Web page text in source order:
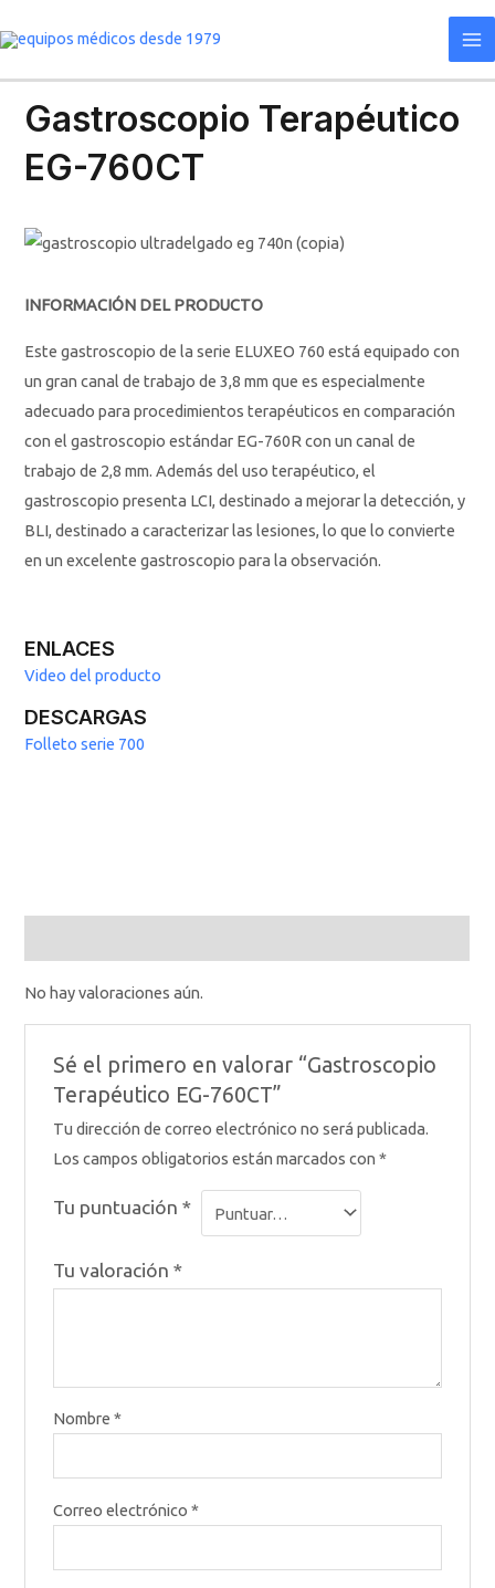
al
Gastroscopio Terapéutico
EG-760CT
INFORMACIÓN DEL PRODUCTO
Este gastroscopio de la serie ELUXEO 760 está equipado con
un gran canal de trabajo de 3,8 mm que es especialmente
adecuado para procedimientos terapéuticos en comparación
con el gastroscopio estándar EG-760R con un canal de
trabajo de 2,8 mm. Además del uso terapéutico, el
gastroscopio presenta LCI, destinado a mejorar la detección, y
BLI, destinado a caracterizar las lesiones, lo que lo convierte
en un excelente gastroscopio para la observación.
ENLACES
Video del producto
DESCARGAS
Folleto serie 700
No hay valoraciones aún.
Sé el primero en valorar “Gastroscopio
Terapéutico EG-760CT”
Tu dirección de correo electrónico no será publicada.
Los campos obligatorios están marcados con *
Tu puntuación *
Tu valoración *
Nombre *
Correo electrónico *